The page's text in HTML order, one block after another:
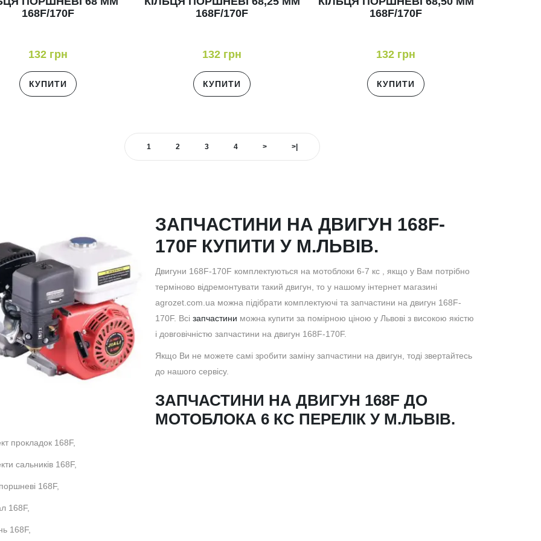
168F/170F
132 грн
КУПИТИ
168F/170F
132 грн
КУПИТИ
168F/170F
132 грн
КУПИТИ
1 2 3 4 > >|
ЗАПЧАСТИНИ НА ДВИГУН 168F-
170F КУПИТИ У М.ЛЬВІВ.
Двигуни 168F-170F комплектуються на мотоблоки 6-7 кс , якщо у Вам потрібно
терміново відремонтувати такий двигун, то у нашому інтернет магазині
agrozet.com.ua можна підібрати комплектуючі та запчастини на двигун 168F-
170F. Всі запчастини можна купити за помірною ціною у Львові з високою якістю
і довговічністю запчастини на двигун 168F-170F.
Якщо Ви не можете самі зробити заміну запчастини на двигун, тоді звертайтесь
до нашого сервісу.
ЗАПЧАСТИНИ НА ДВИГУН 168F ДО
МОТОБЛОКА 6 КС ПЕРЕЛІК У М.ЛЬВІВ.
прокладок 168F,
сальників 168F,
168F,
168F,
168F,